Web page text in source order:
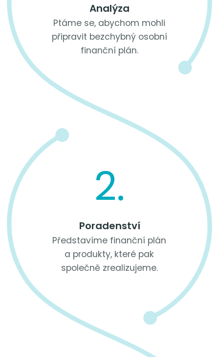
Analýza
Ptáme se, abychom mohli
připravit bezchybný osobní
finanční plán.
2.
Poradenství
Představíme finanční plán
a produkty, které pak
společně zrealizujeme.